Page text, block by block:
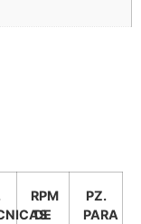
RPM
DE
PZ.
PARA